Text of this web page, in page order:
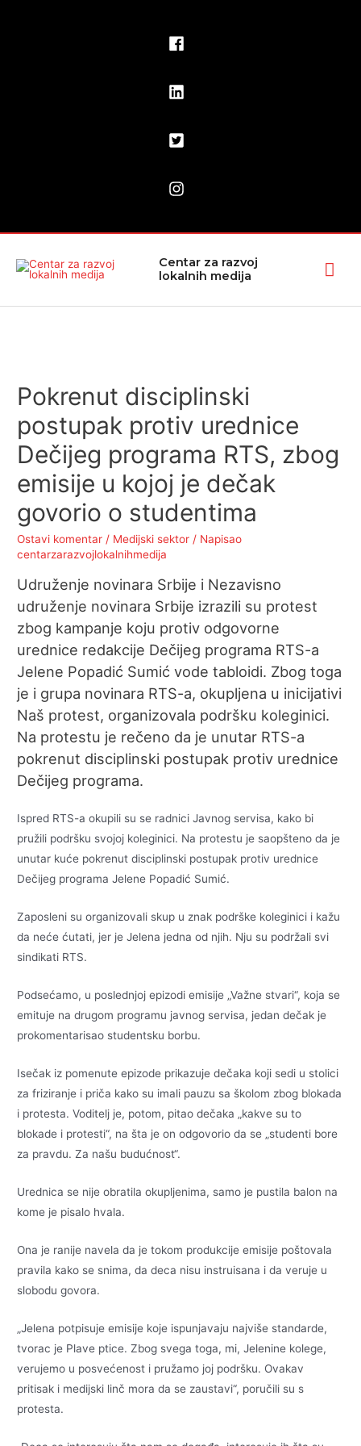
Centar za razvoj
lokalnih medija
Pokrenut disciplinski
postupak protiv urednice
Dečijeg programa RTS, zbog
emisije u kojoj je dečak
govorio o studentima
Ostavi komentar / Medijski sektor / Napisao
centarzarazvojlokalnihmedija
Udruženje novinara Srbije i Nezavisno
udruženje novinara Srbije izrazili su protest
zbog kampanje koju protiv odgovorne
urednice redakcije Dečijeg programa RTS-a
Jelene Popadić Sumić vode tabloidi. Zbog toga
je i grupa novinara RTS-a, okupljena u inicijativi
Naš protest, organizovala podršku koleginici.
Na protestu je rečeno da je unutar RTS-a
pokrenut disciplinski postupak protiv urednice
Dečijeg programa.
Ispred RTS-a okupili su se radnici Javnog servisa, kako bi
pružili podršku svojoj koleginici. Na protestu je saopšteno da je
unutar kuće pokrenut disciplinski postupak protiv urednice
Dečijeg programa Jelene Popadić Sumić.
Zaposleni su organizovali skup u znak podrške koleginici i kažu
da neće ćutati, jer je Jelena jedna od njih. Nju su podržali svi
sindikati RTS.
Podsećamo, u poslednjoj epizodi emisije „Važne stvari“, koja se
emituje na drugom programu javnog servisa, jedan dečak je
prokomentarisao studentsku borbu.
Isečak iz pomenute epizode prikazuje dečaka koji sedi u stolici
za friziranje i priča kako su imali pauzu sa školom zbog blokada
i protesta. Voditelj je, potom, pitao dečaka „kakve su to
blokade i protesti“, na šta je on odgovorio da se „studenti bore
za pravdu. Za našu budućnost“.
Urednica se nije obratila okupljenima, samo je pustila balon na
kome je pisalo hvala.
Ona je ranije navela da je tokom produkcije emisije poštovala
pravila kako se snima, da deca nisu instruisana i da veruje u
slobodu govora.
„Jelena potpisuje emisije koje ispunjavaju najviše standarde,
tvorac je Plave ptice. Zbog svega toga, mi, Jelenine kolege,
verujemo u posvećenost i pružamo joj podršku. Ovakav
pritisak i medijski linč mora da se zaustavi“, poručili su s
protesta.